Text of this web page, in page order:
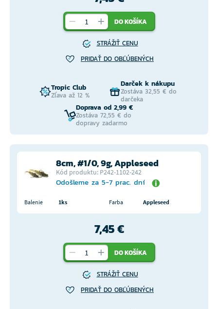
DO KOŠÍKA
STRÁŽIŤ CENU
PRIDAŤ DO OBĽÚBENÝCH
Tropic Club
Zľava až 12 %
Darček k nákupu
Zostáva 32,55 € do
darčeka
Doprava od 2,99 €
Zostáva 72,55 € do
dopravy zadarmo
8cm, #1/0, 9g, Appleseed
Kód produktu: P242-1102-242
Odošleme za 5-7 prac. dní
Balenie 1ks Farba Appleseed
7,45 €
DO KOŠÍKA
STRÁŽIŤ CENU
PRIDAŤ DO OBĽÚBENÝCH